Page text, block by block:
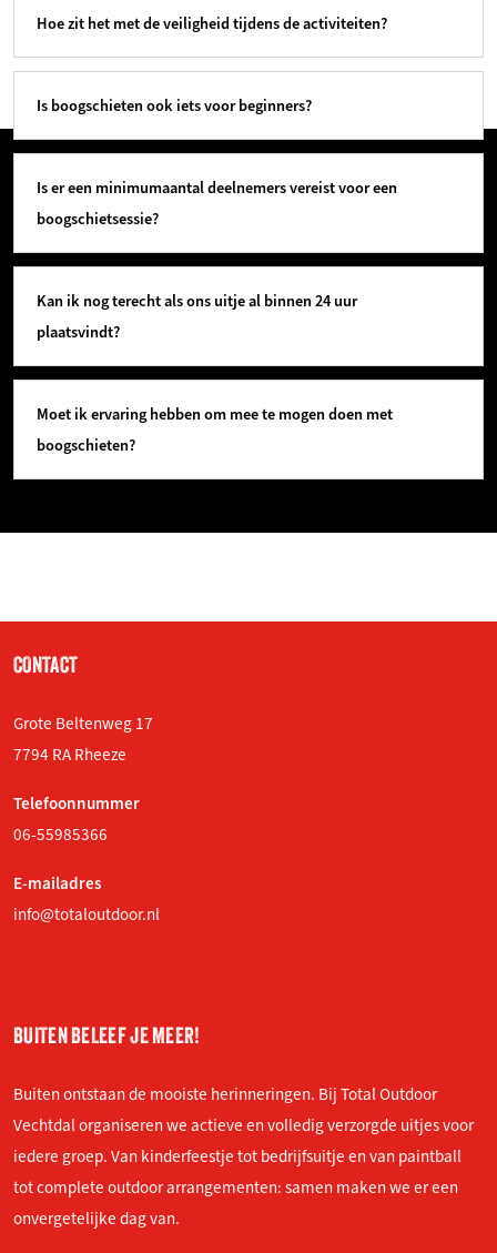
Hoe zit het met de veiligheid tijdens de activiteiten?
Is boogschieten ook iets voor beginners?
Is er een minimumaantal deelnemers vereist voor een
boogschietsessie?
Kan ik nog terecht als ons uitje al binnen 24 uur
plaatsvindt?
Moet ik ervaring hebben om mee te mogen doen met
boogschieten?
CONTACT
Grote Beltenweg 17
7794 RA Rheeze
Telefoonnummer
06-55985366
E-mailadres
info@totaloutdoor.nl
BUITEN BELEEF JE MEER!
Buiten ontstaan de mooiste herinneringen. Bij Total Outdoor
Vechtdal organiseren we actieve en volledig verzorgde uitjes voor
iedere groep. Van kinderfeestje tot bedrijfsuitje en van paintball
tot complete outdoor arrangementen: samen maken we er een
onvergetelijke dag van.